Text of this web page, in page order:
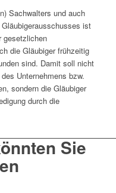
Sachwalters und auch
ist
gesetzlichen
die Gläubiger frühzeitig
sind. Damit soll nicht
Unternehmens bzw.
sondern die Gläubiger
durch die
Sie